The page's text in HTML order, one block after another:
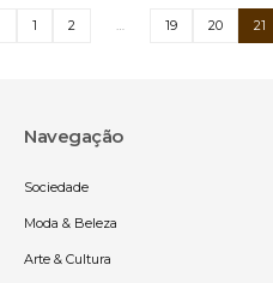
1 2 … 19 20 21
Navegação
Sociedade
Moda & Beleza
Arte & Cultura